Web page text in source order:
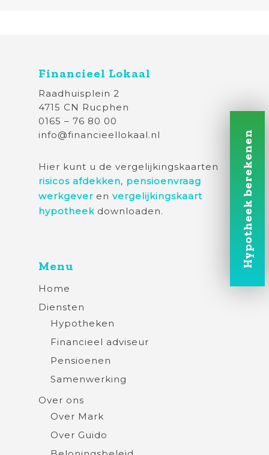
Financieel Lokaal
Raadhuisplein 2
4715 CN Rucphen
0165 – 76 80 00
info@financieellokaal.nl
Hier kunt u de vergelijkingskaarten
risicos afdekken, pensioenvraag
werkgever en vergelijkingskaart
hypotheek downloaden.
Menu
Home
Diensten
Hypotheken
Financieel adviseur
Pensioenen
Samenwerking
Over ons
Over Mark
Over Guido
Hypotheek berekenen